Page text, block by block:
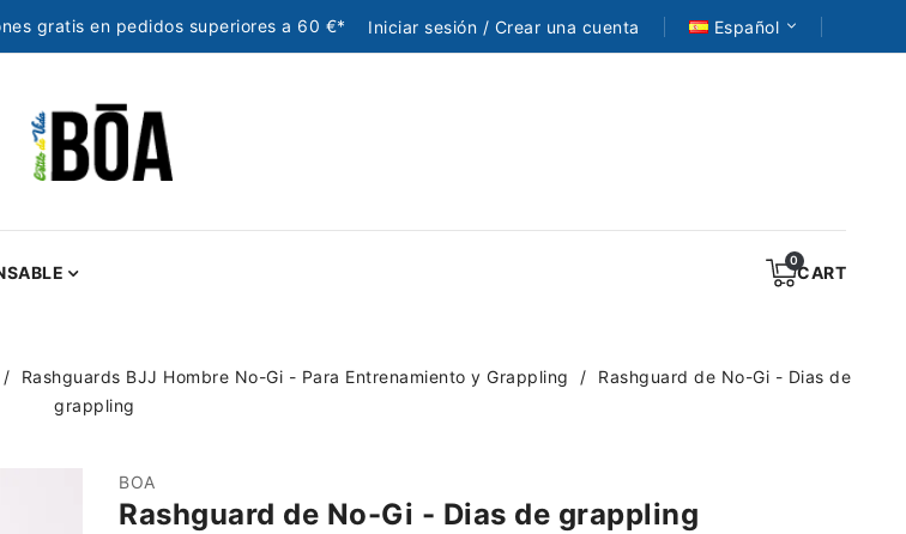
gratis en pedidos superiores a 60 €* Iniciar sesión / Crear una cuenta Español
CART
Rashguards BJJ Hombre No-Gi - Para Entrenamiento y Grappling
Rashguard de No-Gi - Dias de
grappling
BOA
Rashguard de No-Gi - Dias de grappling